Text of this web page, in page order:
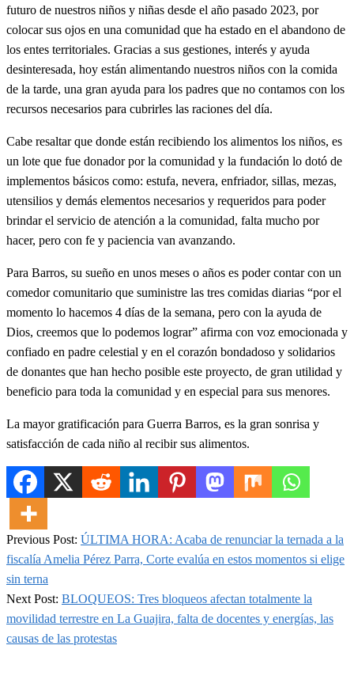
futuro de nuestros niños y niñas desde el año pasado 2023, por
colocar sus ojos en una comunidad que ha estado en el abandono de
los entes territoriales. Gracias a sus gestiones, interés y ayuda
desinteresada, hoy están alimentando nuestros niños con la comida
de la tarde, una gran ayuda para los padres que no contamos con los
recursos necesarios para cubrirles las raciones del día.
Cabe resaltar que donde están recibiendo los alimentos los niños, es
un lote que fue donador por la comunidad y la fundación lo dotó de
implementos básicos como: estufa, nevera, enfriador, sillas, mezas,
utensilios y demás elementos necesarios y requeridos para poder
brindar el servicio de atención a la comunidad, falta mucho por
hacer, pero con fe y paciencia van avanzando.
Para Barros, su sueño en unos meses o años es poder contar con un
comedor comunitario que suministre las tres comidas diarias “por el
momento lo hacemos 4 días de la semana, pero con la ayuda de
Dios, creemos que lo podemos lograr” afirma con voz emocionada y
confiado en padre celestial y en el corazón bondadoso y solidarios
de donantes que han hecho posible este proyecto, de gran utilidad y
beneficio para toda la comunidad y en especial para sus menores.
La mayor gratificación para Guerra Barros, es la gran sonrisa y
satisfacción de cada niño al recibir sus alimentos.
2024-
03-
12
Previous Post: ÚLTIMA HORA: Acaba de renunciar la ternada a la
fiscalía Amelia Pérez Parra, Corte evalúa en estos momentos si elige
sin terna
Next Post: BLOQUEOS: Tres bloqueos afectan totalmente la
movilidad terrestre en La Guajira, falta de docentes y energías, las
causas de las protestas